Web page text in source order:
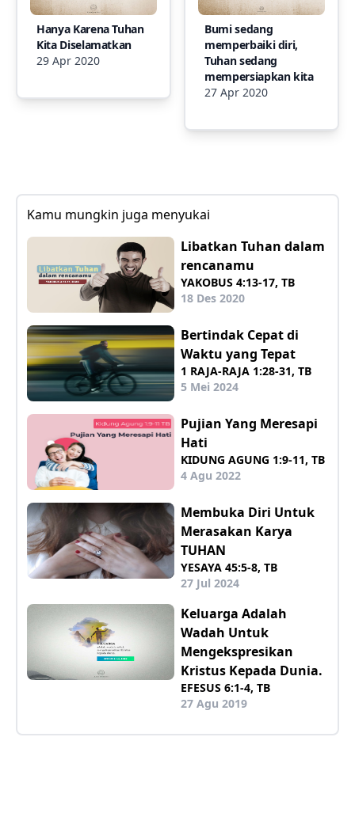
Hanya Karena Tuhan
Kita Diselamatkan
29 Apr 2020
Bumi sedang
memperbaiki diri,
Tuhan sedang
mempersiapkan kita
27 Apr 2020
Kamu mungkin juga menyukai
Libatkan Tuhan dalam
rencanamu
YAKOBUS 4:13-17, TB
18 Des 2020
Bertindak Cepat di
Waktu yang Tepat
1 RAJA-RAJA 1:28-31, TB
5 Mei 2024
Pujian Yang Meresapi
Hati
KIDUNG AGUNG 1:9-11, TB
4 Agu 2022
Membuka Diri Untuk
Merasakan Karya
TUHAN
YESAYA 45:5-8, TB
27 Jul 2024
Keluarga Adalah
Wadah Untuk
Mengekspresikan
Kristus Kepada Dunia.
EFESUS 6:1-4, TB
27 Agu 2019